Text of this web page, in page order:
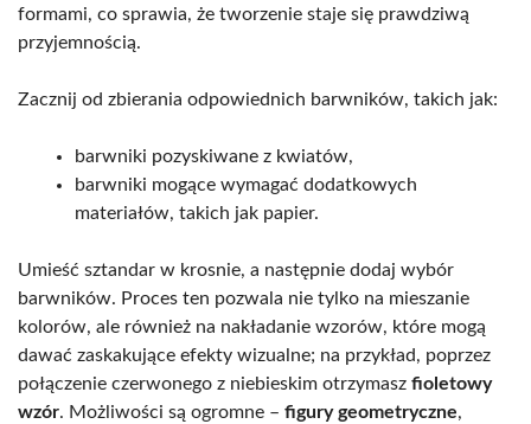
formami, co sprawia, że tworzenie staje się prawdziwą
przyjemnością.
Zacznij od zbierania odpowiednich barwników, takich jak:
barwniki pozyskiwane z kwiatów,
barwniki mogące wymagać dodatkowych
materiałów, takich jak papier.
Umieść sztandar w krosnie, a następnie dodaj wybór
barwników. Proces ten pozwala nie tylko na mieszanie
kolorów, ale również na nakładanie wzorów, które mogą
dawać zaskakujące efekty wizualne; na przykład, poprzez
połączenie czerwonego z niebieskim otrzymasz fioletowy
wzór. Możliwości są ogromne – figury geometryczne,